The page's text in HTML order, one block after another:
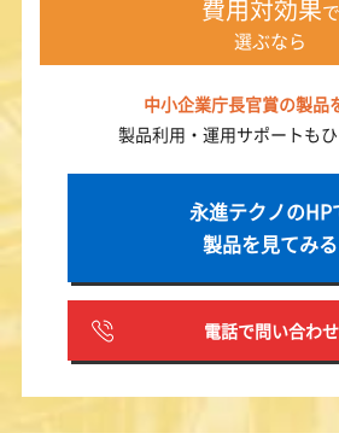
費用対効果で
選ぶなら
中小企業庁長官賞の製品
製品利用・運用サポートも
永進テクノのHP
製品を見てみる
電話で問い合わ